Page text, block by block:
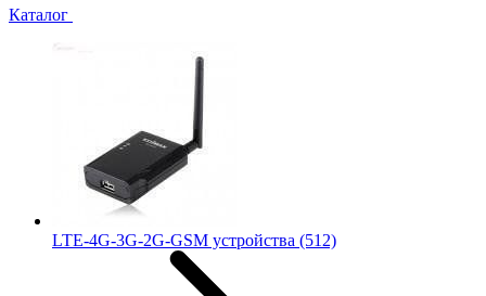
Каталог
LTE-4G-3G-2G-GSM устройства (512)